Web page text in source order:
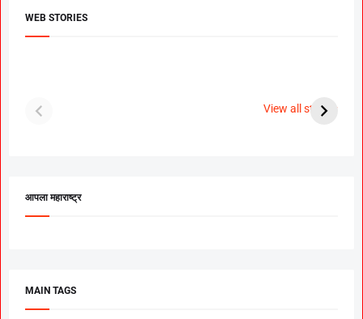
WEB STORIES
View all stories
पूजा सावंत ने गुपचूप
आपला महाराष्ट्र
MAIN TAGS